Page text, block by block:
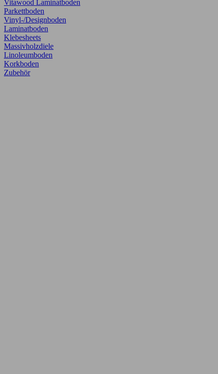
Vitawood Laminatboden
Parkettboden
Vinyl-/Designboden
Laminatboden
Klebesheets
Massivholzdiele
Linoleumboden
Korkboden
Zubehör